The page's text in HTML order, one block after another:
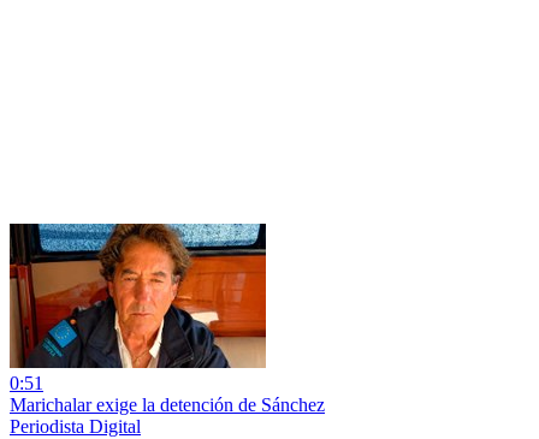
0:51
Marichalar exige la detención de Sánchez
Periodista Digital